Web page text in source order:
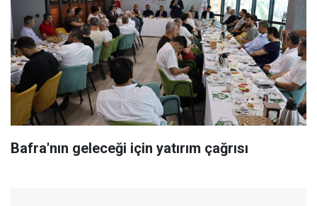
Bafra'nın geleceği için yatırım çağrısı